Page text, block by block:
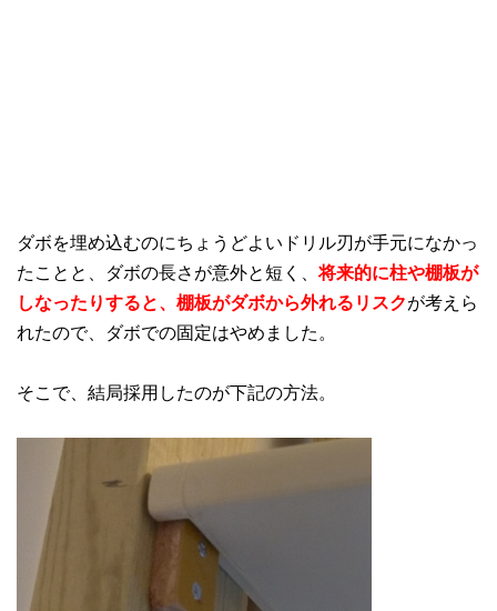
ダボを埋め込むのにちょうどよいドリル刃が手元になかっ
たことと、ダボの長さが意外と短く、将来的に柱や棚板が
しなったりすると、棚板がダボから外れるリスクが考えら
れたので、ダボでの固定はやめました。
そこで、結局採用したのが下記の方法。